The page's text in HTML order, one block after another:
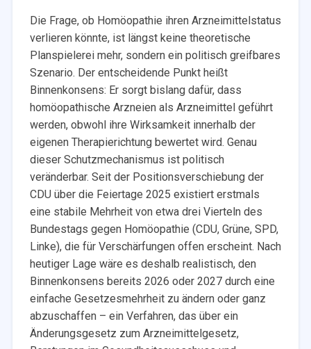
Die Frage, ob Homöopathie ihren Arzneimittelstatus
verlieren könnte, ist längst keine theoretische
Planspielerei mehr, sondern ein politisch greifbares
Szenario. Der entscheidende Punkt heißt
Binnenkonsens: Er sorgt bislang dafür, dass
homöopathische Arzneien als Arzneimittel geführt
werden, obwohl ihre Wirksamkeit innerhalb der
eigenen Therapierichtung bewertet wird. Genau
dieser Schutzmechanismus ist politisch
veränderbar. Seit der Positionsverschiebung der
CDU über die Feiertage 2025 existiert erstmals
eine stabile Mehrheit von etwa drei Vierteln des
Bundestags gegen Homöopathie (CDU, Grüne, SPD,
Linke), die für Verschärfungen offen erscheint. Nach
heutiger Lage wäre es deshalb realistisch, den
Binnenkonsens bereits 2026 oder 2027 durch eine
einfache Gesetzesmehrheit zu ändern oder ganz
abzuschaffen – ein Verfahren, das über ein
Änderungs­gesetz zum Arzneimittelgesetz,